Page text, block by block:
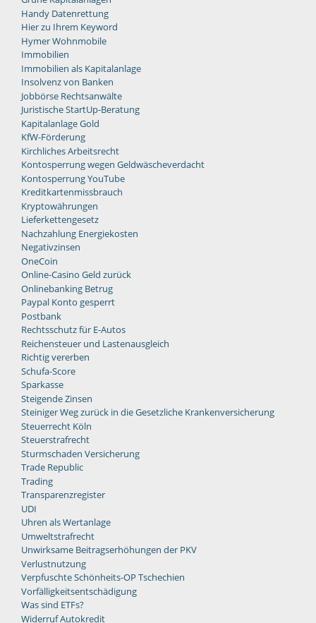
Handy Datenrettung
Hier zu Ihrem Keyword
Hymer Wohnmobile
Immobilien
Immobilien als Kapitalanlage
Insolvenz von Banken
Jobbörse Rechtsanwälte
Juristische StartUp-Beratung
Kapitalanlage Gold
KfW-Förderung
Kirchliches Arbeitsrecht
Kontosperrung wegen Geldwäscheverdacht
Kontosperrung YouTube
Kreditkartenmissbrauch
Kryptowährungen
Lieferkettengesetz
Nachzahlung Energiekosten
Negativzinsen
OneCoin
Online-Casino Geld zurück
Onlinebanking Betrug
Paypal Konto gesperrt
Postbank
Rechtsschutz für E-Autos
Reichensteuer und Lastenausgleich
Richtig vererben
Schufa-Score
Sparkasse
Steigende Zinsen
Steiniger Weg zurück in die Gesetzliche Krankenversicherung
Steuerrecht Köln
Steuerstrafrecht
Sturmschaden Versicherung
Trade Republic
Trading
Transparenzregister
UDI
Uhren als Wertanlage
Umweltstrafrecht
Unwirksame Beitragserhöhungen der PKV
Verlustnutzung
Verpfuschte Schönheits-OP Tschechien
Vorfälligkeitsentschädigung
Was sind ETFs?
Widerruf Autokredit